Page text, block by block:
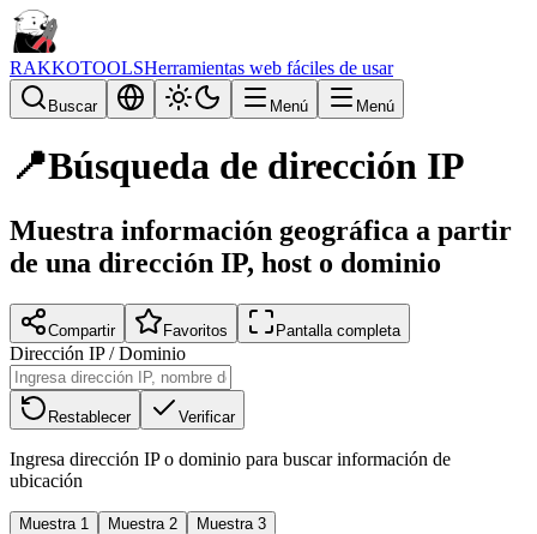
RAKKOTOOLSHerramientas web fáciles de usar
Buscar Menú Menú
📍Búsqueda de dirección IP
Muestra información geográfica a partir
de una dirección IP, host o dominio
Compartir Favoritos Pantalla completa
Dirección IP / Dominio
Restablecer Verificar
Ingresa dirección IP o dominio para buscar información de
ubicación
Muestra 1 Muestra 2 Muestra 3